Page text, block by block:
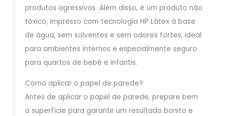
produtos agressivos. Além disso, é um produto não
tóxico, impresso com tecnologia HP Látex à base
de água, sem solventes e sem odores fortes, ideal
para ambientes internos e especialmente seguro
para quartos de bebê e infantis.
Como aplicar o papel de parede?
Antes de aplicar o papel de parede, prepare bem
a superfície para garantir um resultado bonito e